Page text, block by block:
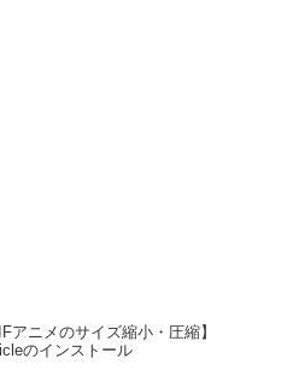
アニメのサイズ縮小・圧縮】
のインストール